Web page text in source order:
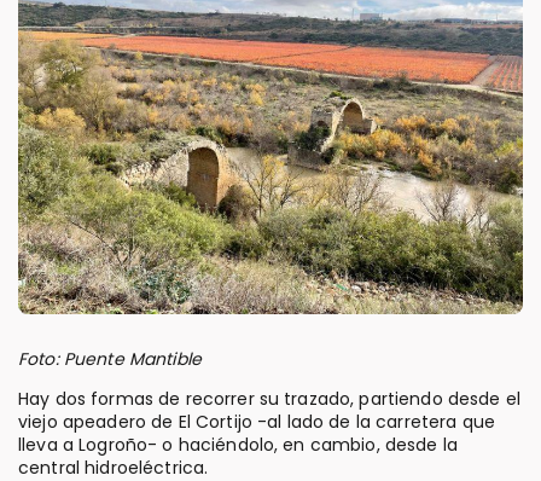
Foto: Puente Mantible
Hay dos formas de recorrer su trazado, partiendo desde el
viejo apeadero de El Cortijo -al lado de la carretera que
lleva a Logroño- o haciéndolo, en cambio, desde la
central hidroeléctrica.